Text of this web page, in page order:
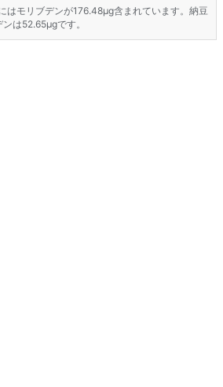
はモリブデンが176.48μg含まれています。納豆
は52.65μgです。